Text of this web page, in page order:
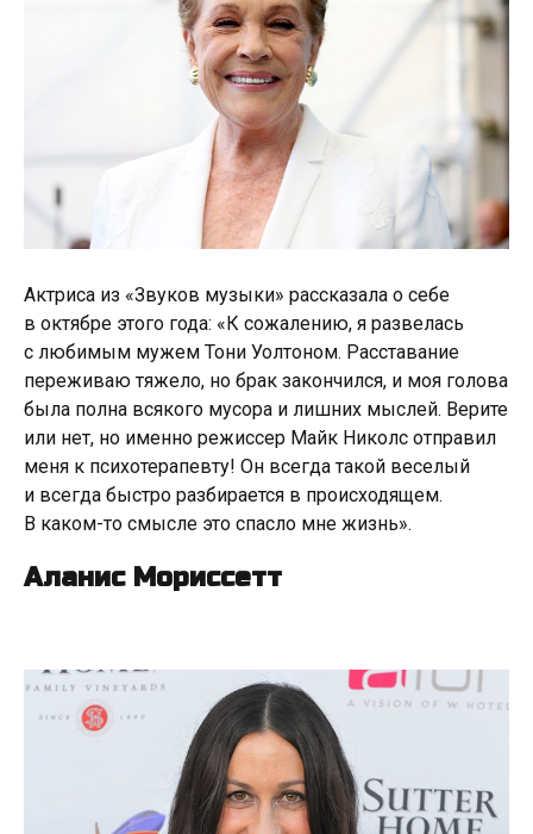
Актриса из «Звуков музыки» рассказала о себе
в октябре этого года: «К сожалению, я развелась
с любимым мужем Тони Уолтоном. Расставание
переживаю тяжело, но брак закончился, и моя голова
была полна всякого мусора и лишних мыслей. Верите
или нет, но именно режиссер Майк Николс отправил
меня к психотерапевту! Он всегда такой веселый
и всегда быстро разбирается в происходящем.
В каком-то смысле это спасло мне жизнь».
Аланис Мориссетт